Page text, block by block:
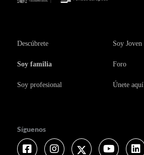
Descúbrete Soy Joven
Soy familia Foro
Soy profesional Únete aquí
Síguenos
Facebook Instagram Twitter Youtube